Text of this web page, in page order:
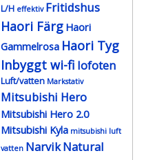
L/H effektiv Fritidshus
Haori Färg Haori
Gammelrosa Haori Tyg
Inbyggt wi-fi lofoten
Luft/vatten Markstativ
Mitsubishi Hero
Mitsubishi Hero 2.0
Mitsubishi Kyla mitsubishi luft
vatten NarvikNatural